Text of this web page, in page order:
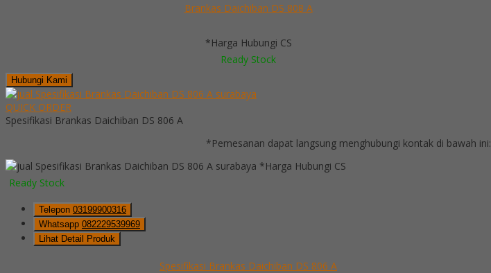
Brankas Daichiban DS 808 A
*Harga Hubungi CS
Ready Stock
Hubungi Kami
QUICK ORDER
Spesifikasi Brankas Daichiban DS 806 A
*Pemesanan dapat langsung menghubungi kontak di bawah ini:
*Harga Hubungi CS
Ready Stock
Telepon 03199900316
Whatsapp 082229539969
Lihat Detail Produk
Spesifikasi Brankas Daichiban DS 806 A